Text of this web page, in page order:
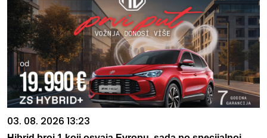
03. 08. 2026 13:23